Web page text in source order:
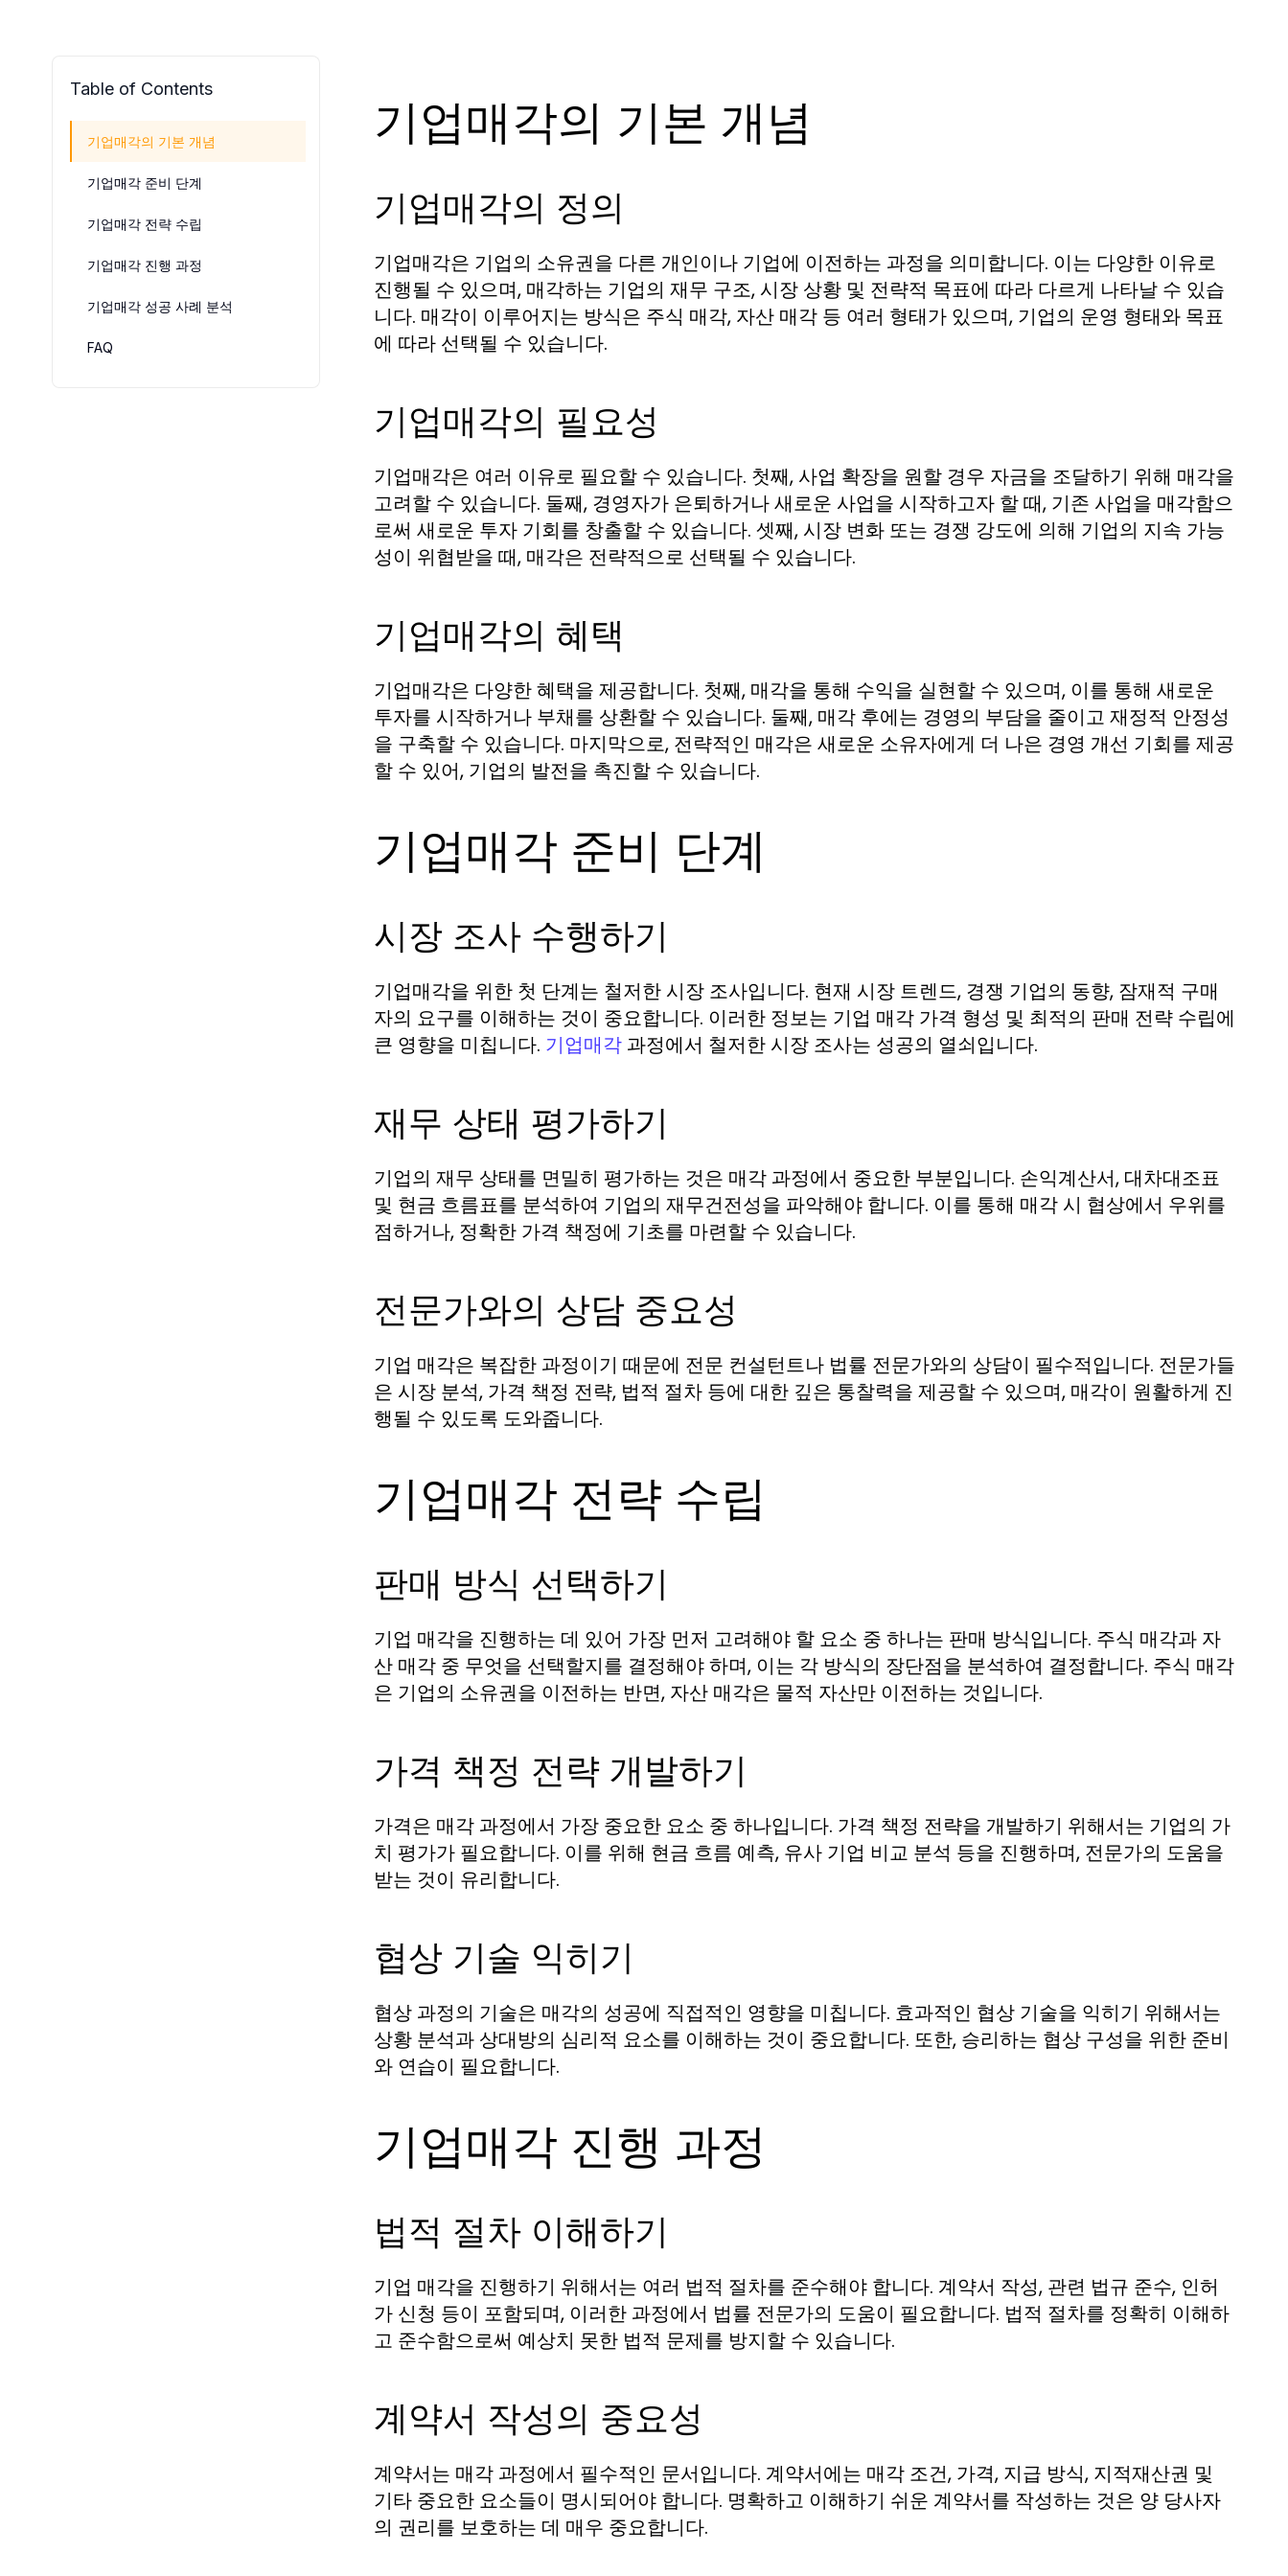
Table of Contents
기업매각의 기본 개념
기업매각 준비 단계
기업매각 전략 수립
기업매각 진행 과정
기업매각 성공 사례 분석
FAQ
기업매각의 기본 개념
기업매각의 정의
기업매각은 기업의 소유권을 다른 개인이나 기업에 이전하는 과정을 의미합니다. 이는 다양한 이유로
진행될 수 있으며, 매각하는 기업의 재무 구조, 시장 상황 및 전략적 목표에 따라 다르게 나타날 수 있습
니다. 매각이 이루어지는 방식은 주식 매각, 자산 매각 등 여러 형태가 있으며, 기업의 운영 형태와 목표
에 따라 선택될 수 있습니다.
기업매각의 필요성
기업매각은 여러 이유로 필요할 수 있습니다. 첫째, 사업 확장을 원할 경우 자금을 조달하기 위해 매각을
고려할 수 있습니다. 둘째, 경영자가 은퇴하거나 새로운 사업을 시작하고자 할 때, 기존 사업을 매각함으
로써 새로운 투자 기회를 창출할 수 있습니다. 셋째, 시장 변화 또는 경쟁 강도에 의해 기업의 지속 가능
성이 위협받을 때, 매각은 전략적으로 선택될 수 있습니다.
기업매각의 혜택
기업매각은 다양한 혜택을 제공합니다. 첫째, 매각을 통해 수익을 실현할 수 있으며, 이를 통해 새로운
투자를 시작하거나 부채를 상환할 수 있습니다. 둘째, 매각 후에는 경영의 부담을 줄이고 재정적 안정성
을 구축할 수 있습니다. 마지막으로, 전략적인 매각은 새로운 소유자에게 더 나은 경영 개선 기회를 제공
할 수 있어, 기업의 발전을 촉진할 수 있습니다.
기업매각 준비 단계
시장 조사 수행하기
기업매각을 위한 첫 단계는 철저한 시장 조사입니다. 현재 시장 트렌드, 경쟁 기업의 동향, 잠재적 구매
자의 요구를 이해하는 것이 중요합니다. 이러한 정보는 기업 매각 가격 형성 및 최적의 판매 전략 수립에
큰 영향을 미칩니다. 기업매각 과정에서 철저한 시장 조사는 성공의 열쇠입니다.
재무 상태 평가하기
기업의 재무 상태를 면밀히 평가하는 것은 매각 과정에서 중요한 부분입니다. 손익계산서, 대차대조표
및 현금 흐름표를 분석하여 기업의 재무건전성을 파악해야 합니다. 이를 통해 매각 시 협상에서 우위를
점하거나, 정확한 가격 책정에 기초를 마련할 수 있습니다.
전문가와의 상담 중요성
기업 매각은 복잡한 과정이기 때문에 전문 컨설턴트나 법률 전문가와의 상담이 필수적입니다. 전문가들
은 시장 분석, 가격 책정 전략, 법적 절차 등에 대한 깊은 통찰력을 제공할 수 있으며, 매각이 원활하게 진
행될 수 있도록 도와줍니다.
기업매각 전략 수립
판매 방식 선택하기
기업 매각을 진행하는 데 있어 가장 먼저 고려해야 할 요소 중 하나는 판매 방식입니다. 주식 매각과 자
산 매각 중 무엇을 선택할지를 결정해야 하며, 이는 각 방식의 장단점을 분석하여 결정합니다. 주식 매각
은 기업의 소유권을 이전하는 반면, 자산 매각은 물적 자산만 이전하는 것입니다.
가격 책정 전략 개발하기
가격은 매각 과정에서 가장 중요한 요소 중 하나입니다. 가격 책정 전략을 개발하기 위해서는 기업의 가
치 평가가 필요합니다. 이를 위해 현금 흐름 예측, 유사 기업 비교 분석 등을 진행하며, 전문가의 도움을
받는 것이 유리합니다.
협상 기술 익히기
협상 과정의 기술은 매각의 성공에 직접적인 영향을 미칩니다. 효과적인 협상 기술을 익히기 위해서는
상황 분석과 상대방의 심리적 요소를 이해하는 것이 중요합니다. 또한, 승리하는 협상 구성을 위한 준비
와 연습이 필요합니다.
기업매각 진행 과정
법적 절차 이해하기
기업 매각을 진행하기 위해서는 여러 법적 절차를 준수해야 합니다. 계약서 작성, 관련 법규 준수, 인허
가 신청 등이 포함되며, 이러한 과정에서 법률 전문가의 도움이 필요합니다. 법적 절차를 정확히 이해하
고 준수함으로써 예상치 못한 법적 문제를 방지할 수 있습니다.
계약서 작성의 중요성
계약서는 매각 과정에서 필수적인 문서입니다. 계약서에는 매각 조건, 가격, 지급 방식, 지적재산권 및
기타 중요한 요소들이 명시되어야 합니다. 명확하고 이해하기 쉬운 계약서를 작성하는 것은 양 당사자
의 권리를 보호하는 데 매우 중요합니다.